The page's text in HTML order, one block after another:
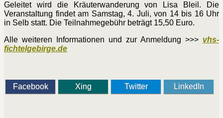
Geleitet wird die Kräuterwanderung von Lisa Bleil. Die
Veranstaltung findet am Samstag, 4. Juli, von 14 bis 16 Uhr
in Selb statt. Die Teilnahmegebühr beträgt 15,50 Euro.
Alle weiteren Informationen und zur Anmeldung >>> vhs-
fichtelgebirge.de
Facebook Xing Twitter LinkedIn